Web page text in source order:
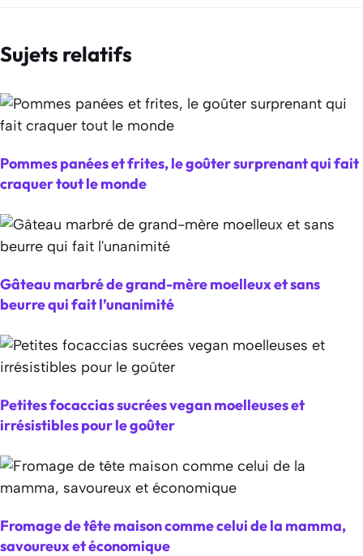
Sujets relatifs
Pommes panées et frites, le goûter surprenant qui fait
craquer tout le monde
Gâteau marbré de grand-mère moelleux et sans
beurre qui fait l’unanimité
Petites focaccias sucrées vegan moelleuses et
irrésistibles pour le goûter
Fromage de tête maison comme celui de la mamma,
savoureux et économique